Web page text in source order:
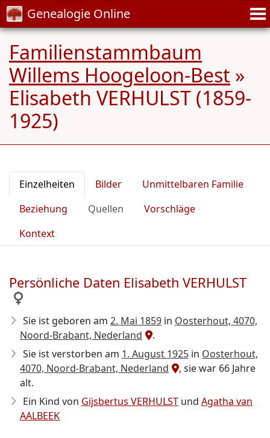
Genealogie Online
Familienstammbaum
Willems Hoogeloon-Best »
Elisabeth VERHULST (1859-
1925)
Einzelheiten Bilder
Unmittelbaren Familie
Beziehung
Quellen
Vorschläge
Kontext
Persönliche Daten Elisabeth VERHULST
Sie ist geboren am 2. Mai 1859 in Oosterhout, 4070,
Noord-Brabant, Nederland
.
Sie ist verstorben am 1. August 1925 in Oosterhout,
4070, Noord-Brabant, Nederland
, sie war 66 Jahre
alt.
Ein Kind von Gijsbertus VERHULST und Agatha van
AALBEEK